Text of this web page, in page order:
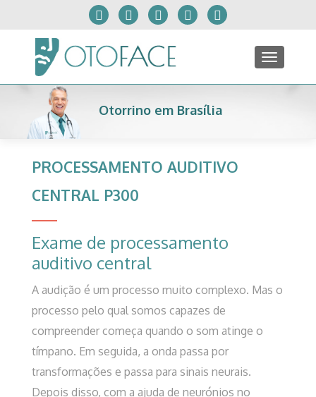
Otorrino em Brasília
PROCESSAMENTO AUDITIVO
CENTRAL P300
Exame de processamento
auditivo central
A audição é um processo muito complexo. Mas o
processo pelo qual somos capazes de
compreender começa quando o som atinge o
tímpano. Em seguida, a onda passa por
transformações e passa para sinais neurais.
Depois disso, com a ajuda de neurónios no